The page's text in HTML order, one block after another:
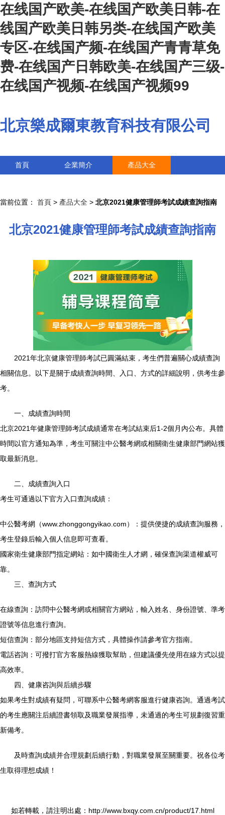
在线国产欧美-在线国产欧美日韩-在
线国产欧美日韩另类-在线国产欧美
专区-在线国产频-在线国产青青草免
费-在线国产日韩欧美-在线国产三级-
在线国产视频-在线国产视频99
北京樂成爾東教育科技有限公司
首頁 企業簡介 產品大全
當前位置： 首頁 > 產品大全 > 北京2021健康管理師考試成績查詢指南
北京2021健康管理師考試成績查詢指南
2021年北京健康管理師考試已圓滿結束，考生們普遍關心成績查詢
相關信息。以下是關于成績查詢時間、入口、方式的詳細說明，供考生參
考。
一、成績查詢時間
北京2021年健康管理師考試成績通常在考試結束后1-2個月內公布。具體
時間以官方通知為準，考生可關注中公醫考網或相關衛生健康部門網站獲
取最新消息。
二、成績查詢入口
考生可通過以下官方入口查詢成績：
中公醫考網（www.zhonggongyikao.com）：提供便捷的成績查詢服務，
考生登錄后輸入個人信息即可查看。
國家衛生健康部門指定網站：如中國衛生人才網，確保查詢渠道權威可
靠。
三、查詢方式
在線查詢：訪問中公醫考網或相關官方網站，輸入姓名、身份證號、準考
證號等信息進行查詢。
短信查詢：部分地區支持短信方式，具體操作請參考官方指南。
電話咨詢：可撥打官方客服熱線獲取幫助，但建議優先使用在線方式以提
高效率。
四、健康咨詢與后續步驟
如果考生對成績有疑問，可聯系中公醫考網客服進行健康咨詢。通過考試
的考生應關注后續證書領取及職業發展指導，未通過的考生可規劃復習重
新備考。
及時查詢成績并合理規劃后續行動，對職業發展至關重要。祝各位考
生取得理想成績！
如若轉載，請注明出處：http://www.bxqy.com.cn/product/17.html